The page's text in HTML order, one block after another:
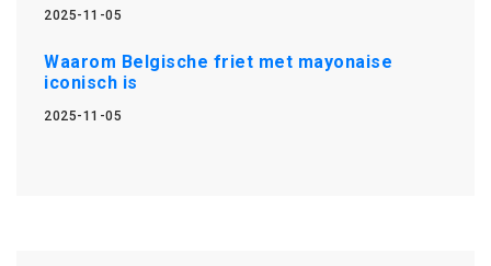
2025-11-05
Waarom Belgische friet met mayonaise
iconisch is
2025-11-05